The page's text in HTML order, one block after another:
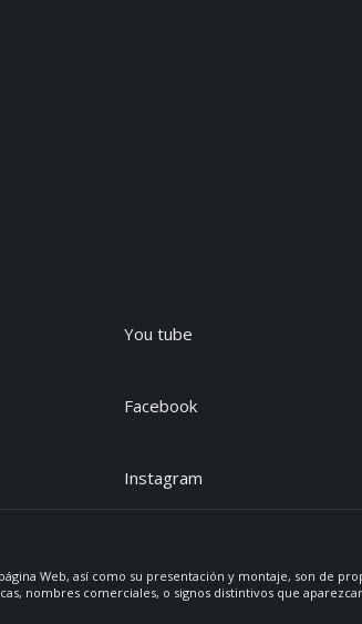
You tube
Facebook
Instagram
Web, así como su presentación y montaje, son de
nombres comerciales, o signos distintivos que